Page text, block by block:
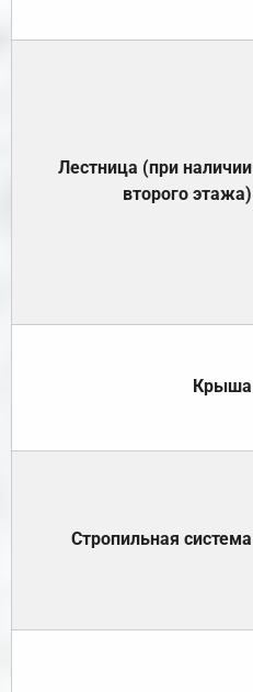
Лестница (при наличии
второго этажа)
Крыша
Стропильная система